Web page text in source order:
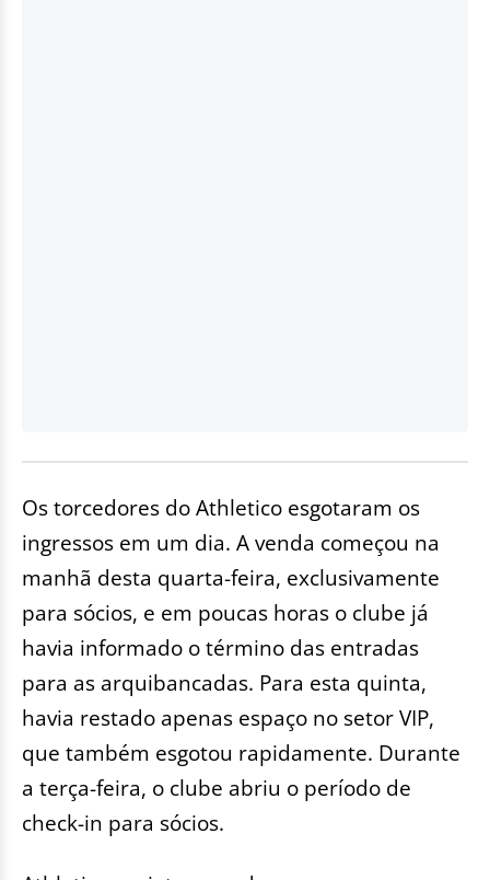
Os torcedores do Athletico esgotaram os
ingressos em um dia. A venda começou na
manhã desta quarta-feira, exclusivamente
para sócios, e em poucas horas o clube já
havia informado o término das entradas
para as arquibancadas. Para esta quinta,
havia restado apenas espaço no setor VIP,
que também esgotou rapidamente. Durante
a terça-feira, o clube abriu o período de
check-in para sócios.